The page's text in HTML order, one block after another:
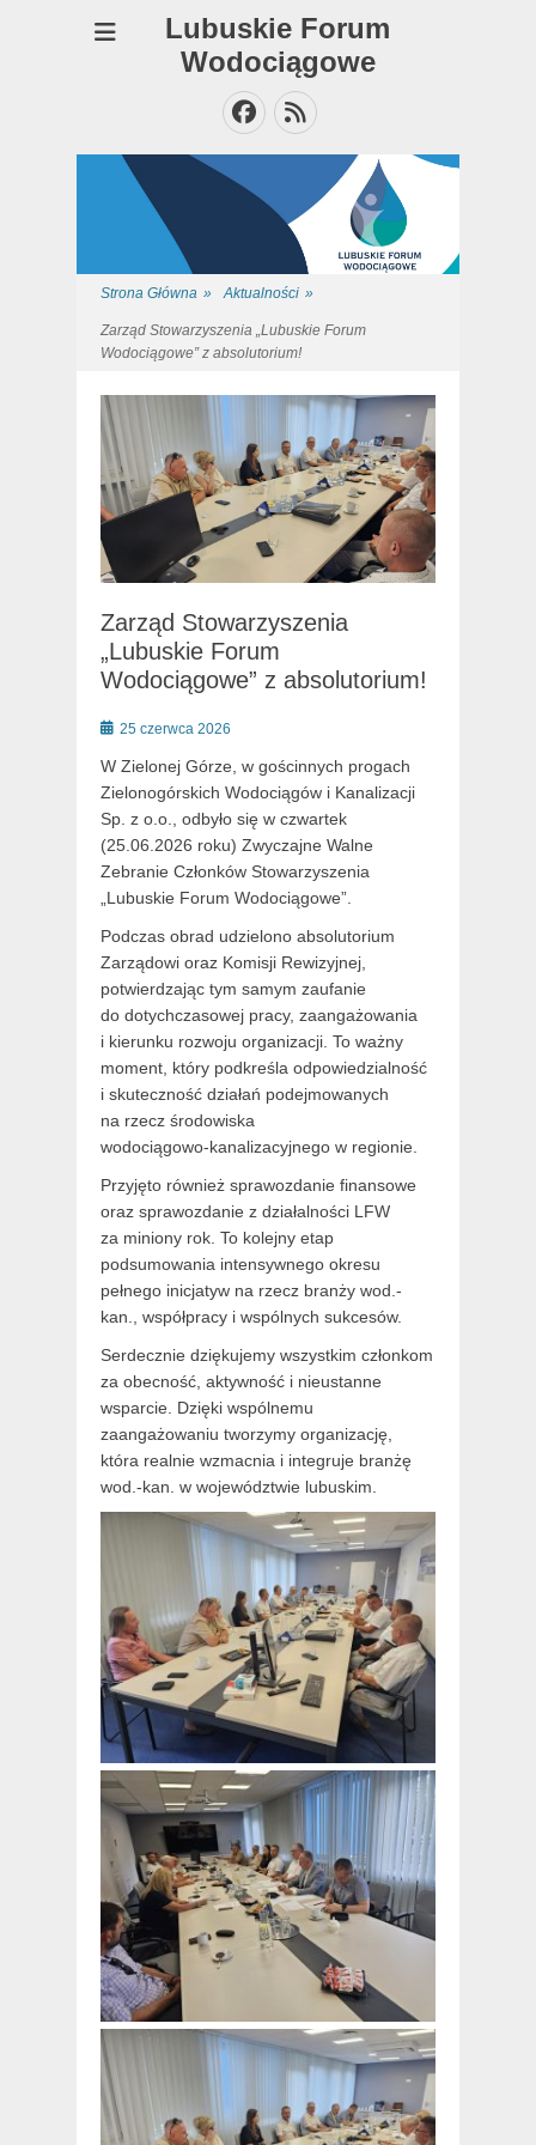
Lubuskie Forum
Wodociągowe
Facebook
Feed
Strona Główna » Aktualności »
Zarząd Stowarzyszenia „Lubuskie Forum
Wodociągowe” z absolutorium!
Zarząd Stowarzyszenia
„Lubuskie Forum
Wodociągowe” z absolutorium!
Posted
25 czerwca 2026
W Zielonej Górze, w gościnnych progach
Zielonogórskich Wodociągów i Kanalizacji
Sp. z o.o., odbyło się w czwartek
(25.06.2026 roku) Zwyczajne Walne
Zebranie Członków Stowarzyszenia
„Lubuskie Forum Wodociągowe”.
Podczas obrad udzielono absolutorium
Zarządowi oraz Komisji Rewizyjnej,
potwierdzając tym samym zaufanie
do dotychczasowej pracy, zaangażowania
i kierunku rozwoju organizacji. To ważny
moment, który podkreśla odpowiedzialność
i skuteczność działań podejmowanych
na rzecz środowiska
wodociągowo‑kanalizacyjnego w regionie.
Przyjęto również sprawozdanie finansowe
oraz sprawozdanie z działalności LFW
za miniony rok. To kolejny etap
podsumowania intensywnego okresu
pełnego inicjatyw na rzecz branży wod.-
kan., współpracy i wspólnych sukcesów.
Serdecznie dziękujemy wszystkim członkom
za obecność, aktywność i nieustanne
wsparcie. Dzięki wspólnemu
zaangażowaniu tworzymy organizację,
która realnie wzmacnia i integruje branżę
wod.-kan. w województwie lubuskim.